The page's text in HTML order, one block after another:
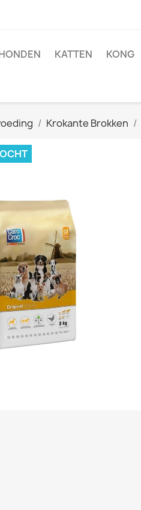
KATTEN KONG
Krokante Brokken